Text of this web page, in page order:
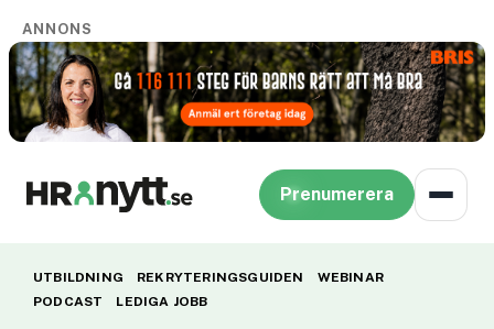
ANNONS
Prenumerera
UTBILDNING REKRYTERINGSGUIDEN
WEBINAR
PODCAST
LEDIGA JOBB